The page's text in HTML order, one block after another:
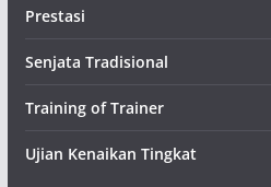
Prestasi
Senjata Tradisional
Training of Trainer
Ujian Kenaikan Tingkat